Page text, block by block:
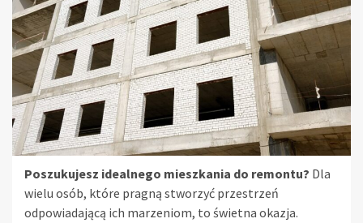
Poszukujesz idealnego mieszkania do remontu? Dla
wielu osób, które pragną stworzyć przestrzeń
odpowiadającą ich marzeniom, to świetna okazja.